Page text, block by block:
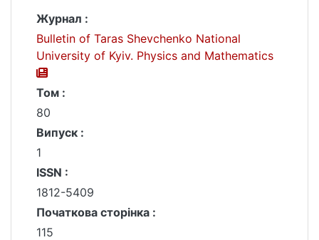
Журнал :
Bulletin of Taras Shevchenko National
University of Kyiv. Physics and Mathematics
Том :
80
Випуск :
1
ISSN :
1812-5409
Початкова сторінка :
115